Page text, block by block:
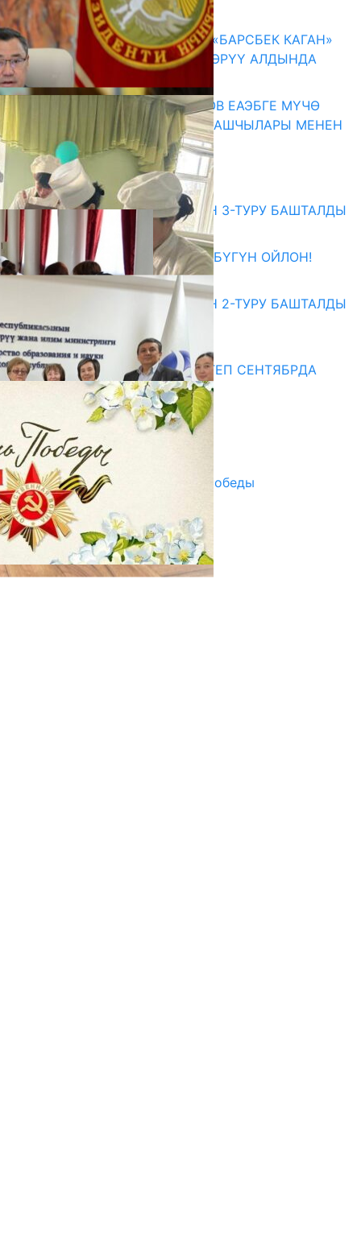
07.08.2026
КЫРГЫЗ ТАРЫХЫ ТАСМАДА: «БАРСБЕК КАГАН»
КӨРКӨМ ТАСМАСЫ ЖАРЫК КӨРҮҮ АЛДЫНДА
07.08.2026
ПРЕЗИДЕНТ САДЫР ЖАПАРОВ ЕАЭБГЕ МҮЧӨ
МАМЛЕКЕТТЕРДИН ӨКМӨТ БАШЧЫЛАРЫ МЕНЕН
ЖОЛУГУШТУ
07.08.2026
Абитуриент
ЖОЖДОРГО КАБЫЛ АЛУУНУН 3-ТУРУ БАШТАЛДЫ
27.07.2026
ӨЗҮҢДҮН КЕЛЕЧЕГИҢ ҮЧҮН БҮГҮН ОЙЛОН!
20.07.2026
ЖОЖДОРГО КАБЫЛ АЛУУНУН 2-ТУРУ БАШТАЛДЫ
20.07.2026
Медиа
СУЗАКТА 750 ОРУНДУУ МЕКТЕП СЕНТЯБРДА
ПАЙДАЛАНУУГА БЕРИЛЕТ
07.08.2025
Улуу Жеңиштин жандуу сөзү
29.04.2025
Награды в преддверии Дня Победы
29.04.2025